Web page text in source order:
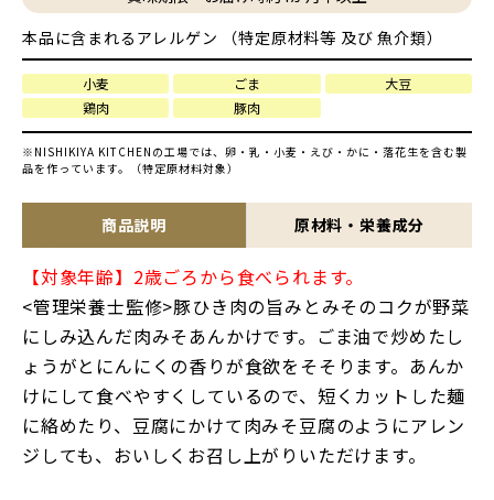
本品に含まれるアレルゲン （特定原材料等 及び 魚介類）
小麦 ごま
大豆
鶏肉
豚肉
※NISHIKIYA KITCHENの工場では、卵・乳・小麦・えび・かに・落花生を含む製
品を作っています。（特定原材料対象）
商品説明 原材料・栄養成分
【対象年齢】2歳ごろから食べられます。
<管理栄養士監修>豚ひき肉の旨みとみそのコクが野菜
にしみ込んだ肉みそあんかけです。ごま油で炒めたし
ょうがとにんにくの香りが食欲をそそります。あんか
けにして食べやすくしているので、短くカットした麺
に絡めたり、豆腐にかけて肉みそ豆腐のようにアレン
ジしても、おいしくお召し上がりいただけます。